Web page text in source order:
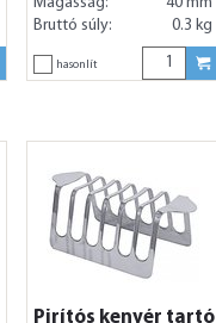
Bruttó súly:
0.3 kg
hasonlít
Pirítós kenyér tartó